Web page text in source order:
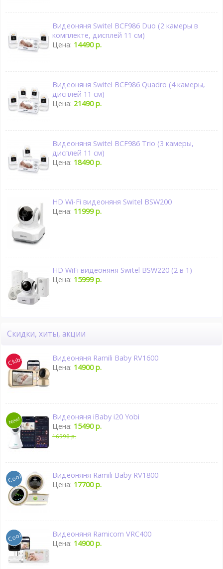
Видеоняня Switel BCF986 Duo (2 камеры в
комплекте, дисплей 11 см)
Цена: 14490 р.
Видеоняня Switel BCF986 Quadro (4 камеры,
дисплей 11 см)
Цена: 21490 р.
Видеоняня Switel BCF986 Trio (3 камеры,
дисплей 11 см)
Цена: 18490 р.
HD Wi-Fi видеоняня Switel BSW200
Цена: 11999 р.
HD WiFi видеоняня Switel BSW220 (2 в 1)
Цена: 15999 р.
Скидки, хиты, акции
Видеоняня Ramili Baby RV1600
Цена: 14900 р.
Видеоняня iBaby i20 Yobi
Цена: 15490 р.
16990 р.
Видеоняня Ramili Baby RV1800
Цена: 17700 р.
Видеоняня Ramicom VRC400
Цена: 14900 р.